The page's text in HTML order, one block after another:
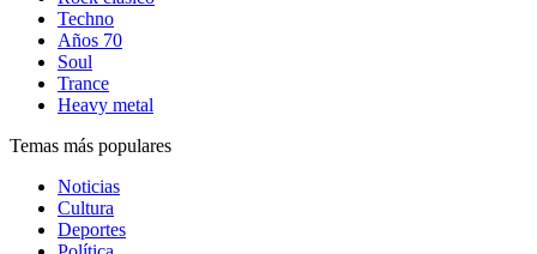
Techno
Años 70
Soul
Trance
Heavy metal
Temas más populares
Noticias
Cultura
Deportes